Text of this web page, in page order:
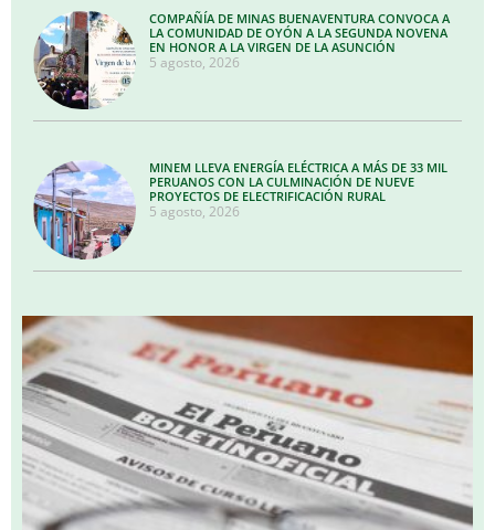
COMPAÑÍA DE MINAS BUENAVENTURA CONVOCA A
LA COMUNIDAD DE OYÓN A LA SEGUNDA NOVENA
EN HONOR A LA VIRGEN DE LA ASUNCIÓN
5 agosto, 2026
MINEM LLEVA ENERGÍA ELÉCTRICA A MÁS DE 33 MIL
PERUANOS CON LA CULMINACIÓN DE NUEVE
PROYECTOS DE ELECTRIFICACIÓN RURAL
5 agosto, 2026